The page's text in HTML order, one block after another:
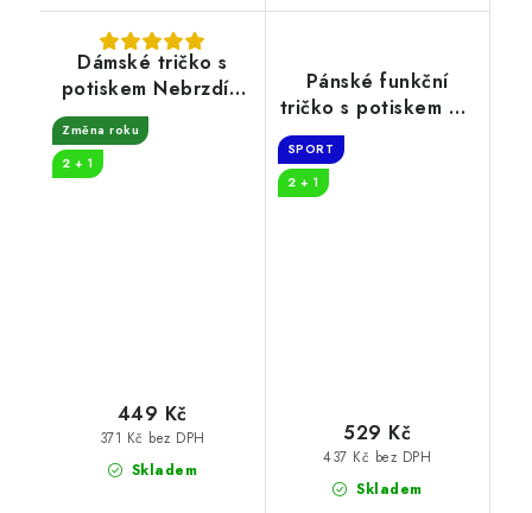
Dámské tričko s
potiskem Nebrzdím
50
Změna roku
2 + 1
Skladem
371 Kč bez DPH
449 Kč
Pánské funkční
tričko s potiskem 50
let myslivost
SPORT
2 + 1
Skladem
437 Kč bez DPH
529 Kč